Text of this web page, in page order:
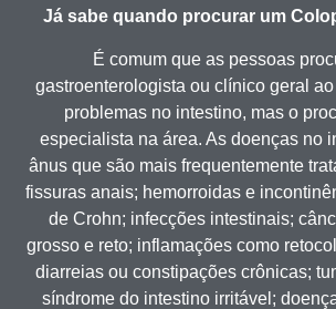
Já sabe quando procurar um
É comum que as pessoas
gastroenterologista ou clínico geral
problemas no intestino, mas o
especialista na área. As doenças no
ânus que são mais frequentemente
fissuras anais; hemorroidas e
de Crohn; infecções intestinais;
grosso e reto; inflamações como
diarreias ou constipações crônicas;
síndrome do intestino irritável;